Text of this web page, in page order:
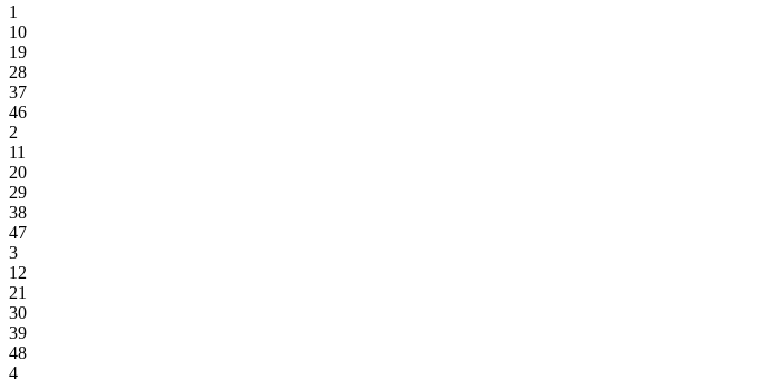
1
10
19
28
37
46
2
11
20
29
38
47
3
12
21
30
39
48
4